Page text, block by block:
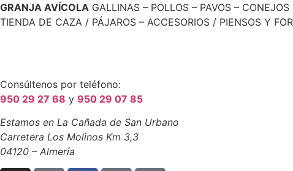
GRANJA AVÍCOLA GALLINAS – POLLOS – PAVOS – CONEJOS
TIENDA DE CAZA / PÁJAROS – ACCESORIOS / PIENSOS Y
Consúltenos por teléfono:
950 29 27 68 y 950 29 07 85
Estamos en La Cañada de San Urbano
Carretera Los Molinos Km 3,3
04120 – Almería